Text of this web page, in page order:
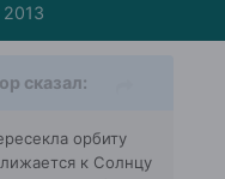
сказал:
орбиту
к Солнцу